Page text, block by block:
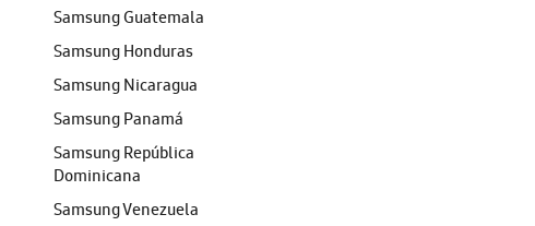
Samsung Guatemala
Samsung Honduras
Samsung Nicaragua
Samsung Panamá
Samsung República
Dominicana
Samsung Venezuela